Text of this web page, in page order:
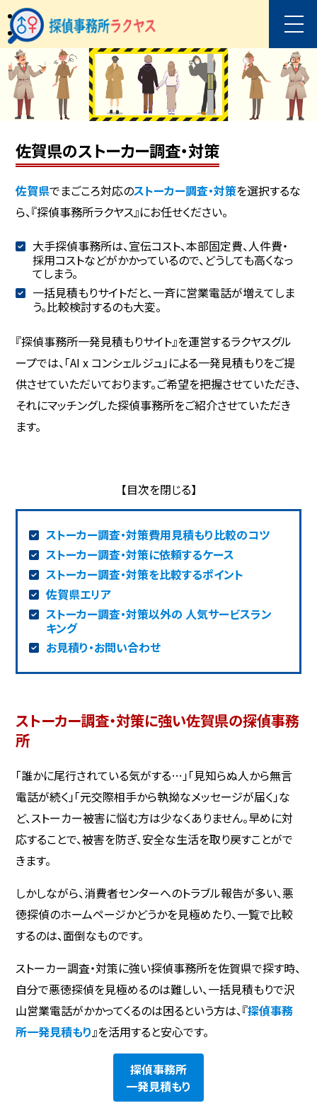
佐賀県のストーカー調査・対策
佐賀県でまごころ対応のストーカー調査・対策を選択するな
ら、『探偵事務所ラクヤス』にお任せください。
大手探偵事務所は、宣伝コスト、本部固定費、人件費・
採用コストなどがかかっているので、どうしても高くなっ
てしまう。
一括見積もりサイトだと、一斉に営業電話が増えてしま
う。比較検討するのも大変。
『探偵事務所一発見積もりサイト』を運営するラクヤスグル
ープでは、「AI x コンシェルジュ」による一発見積もりをご提
供させていただいております。ご希望を把握させていただき、
それにマッチングした探偵事務所をご紹介させていただき
ます。
ストーカー調査・対策費用見積もり比較のコツ
ストーカー調査・対策に依頼するケース
ストーカー調査・対策を比較するポイント
佐賀県エリア
ストーカー調査・対策以外の 人気サービスラン
キング
お見積り・お問い合わせ
ストーカー調査・対策に強い佐賀県の探偵事務
所
「誰かに尾行されている気がする…」「見知らぬ人から無言
電話が続く」「元交際相手から執拗なメッセージが届く」な
ど、ストーカー被害に悩む方は少なくありません。早めに対
応することで、被害を防ぎ、安全な生活を取り戻すことがで
きます。
しかしながら、消費者センターへのトラブル報告が多い、悪
徳探偵のホームページかどうかを見極めたり、一覧で比較
するのは、面倒なものです。
ストーカー調査・対策に強い探偵事務所を佐賀県で探す時、
自分で悪徳探偵を見極めるのは難しい、一括見積もりで沢
山営業電話がかかってくるのは困るという方は、『探偵事務
所一発見積もり 』を活用すると安心です。
探偵事務所
一発見積もり